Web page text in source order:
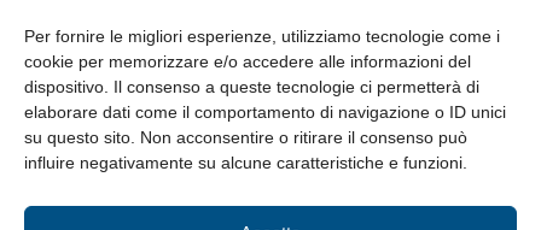
Per fornire le migliori esperienze, utilizziamo tecnologie come i
cookie per memorizzare e/o accedere alle informazioni del
dispositivo. Il consenso a queste tecnologie ci permetterà di
elaborare dati come il comportamento di navigazione o ID unici
su questo sito. Non acconsentire o ritirare il consenso può
influire negativamente su alcune caratteristiche e funzioni.
8.30-13.00 / 14.00-17.30
Whistleblowing
© Tutti i diritti riservati
Privacy Policy e Cookie|Informativa Cookie